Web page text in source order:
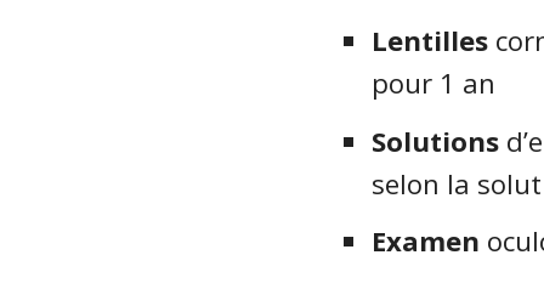
Lentilles
pour 1 an
Solutions
selon la
Examen